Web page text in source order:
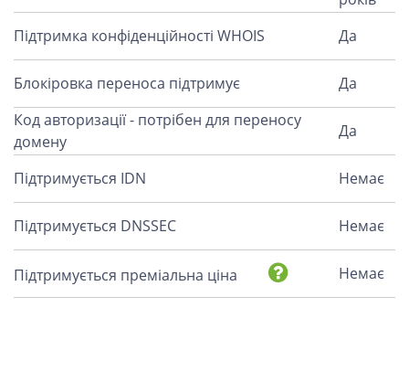
Підтримка конфіденційності WHOIS
Да
Блокіровка переноса підтримує
Да
Код авторизації - потрібен для переносу
домену
Да
Підтримується IDN Немає
Підтримується DNSSEC Немає
Підтримується преміальна ціна Немає